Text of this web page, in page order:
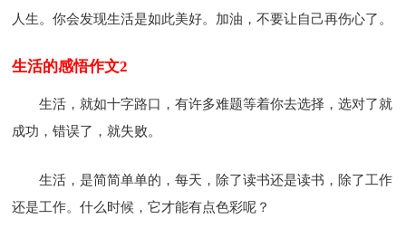
人生。你会发现生活是如此美好。加油，不要让自己再伤心了。
生活的感悟作文2
生活，就如十字路口，有许多难题等着你去选择，选对了就
成功，错误了，就失败。
生活，是简简单单的，每天，除了读书还是读书，除了工作
还是工作。什么时候，它才能有点色彩呢？